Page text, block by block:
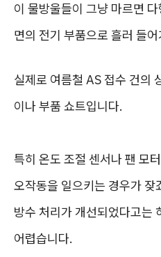
이 물방울들이 그냥 마르면
면의 전기 부품으로 흘러 들
실제로 여름철 AS 접수 건의
이나 부품 쇼트입니다.
특히 온도 조절 센서나 팬 모
오작동을 일으키는 경우가
방수 처리가 개선되었다고는
어렵습니다.